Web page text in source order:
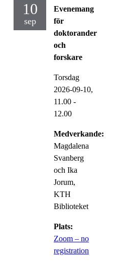
10
sep
Evenemang
för
doktorander
och
forskare
Torsdag
2026-09-10,
11.00 -
12.00
Medverkande:
Magdalena
Svanberg
och Ika
Jorum,
KTH
Biblioteket
Plats:
Zoom – no
registration